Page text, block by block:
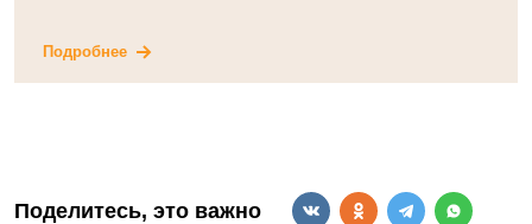
Подробнее
Поделитесь, это важно